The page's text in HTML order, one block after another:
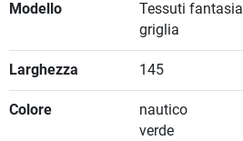
Modello
Tessuti fantasia
griglia
Larghezza 145
Colore
nautico
verde